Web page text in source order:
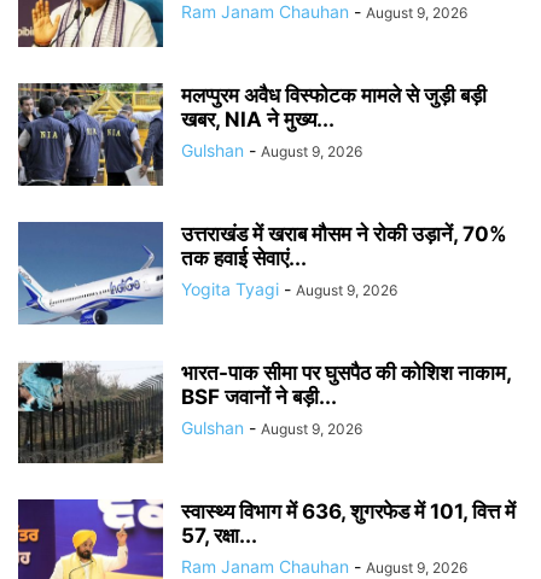
Ram Janam Chauhan - August 9, 2026
मलप्पुरम अवैध विस्फोटक मामले से जुड़ी बड़ी
खबर, NIA ने मुख्य...
Gulshan - August 9, 2026
उत्तराखंड में खराब मौसम ने रोकी उड़ानें, 70%
तक हवाई सेवाएं...
Yogita Tyagi - August 9, 2026
भारत-पाक सीमा पर घुसपैठ की कोशिश नाकाम,
BSF जवानों ने बड़ी...
Gulshan - August 9, 2026
स्वास्थ्य विभाग में 636, शुगरफेड में 101, वित्त में
57, रक्षा...
Ram Janam Chauhan - August 9, 2026